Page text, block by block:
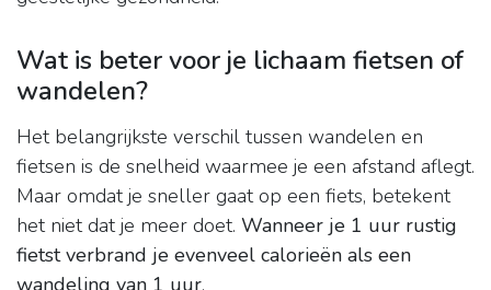
Wat is beter voor je lichaam fietsen of
wandelen?
Het belangrijkste verschil tussen wandelen en
fietsen is de snelheid waarmee je een afstand aflegt.
Maar omdat je sneller gaat op een fiets, betekent
het niet dat je meer doet. Wanneer je 1 uur rustig
fietst verbrand je evenveel calorieën als een
wandeling van 1 uur.